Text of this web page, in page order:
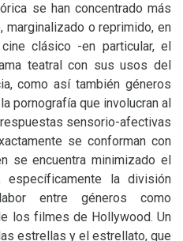
se han concentrado más
marginalizado o reprimido, en
clásico -en particular, el
teatral con sus usos del
como así también géneros
pornografía que involucran al
sensorio-afectivas
se conforman con
se encuentra minimizado el
la división
entre géneros como
los filmes de Hollywood. Un
estrellas y el estrellato, que